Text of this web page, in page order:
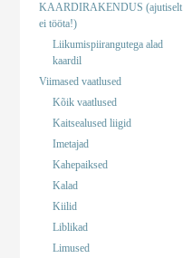
KAARDIRAKENDUS (ajutiselt
ei tööta!)
Liikumispiirangutega alad
kaardil
Viimased vaatlused
Kõik vaatlused
Kaitsealused liigid
Imetajad
Kahepaiksed
Kalad
Kiilid
Liblikad
Limused